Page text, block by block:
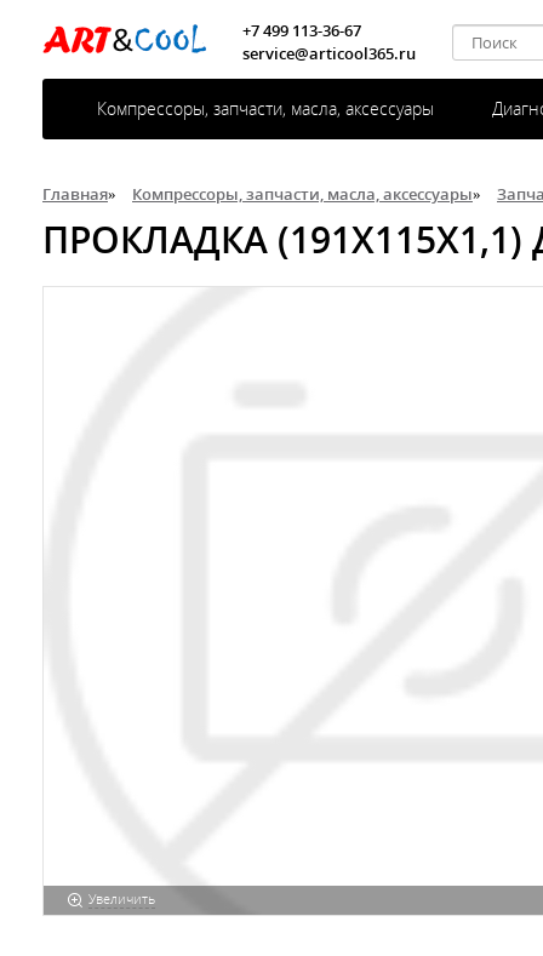
Компрессоры, запчасти, масла, аксессуары
+7 499 113-36-67
service@articool365.ru
Главная» Компрессоры, запчасти, масла, аксессуары»
ПРОКЛАДКА (191X115X1,1)
Увеличить